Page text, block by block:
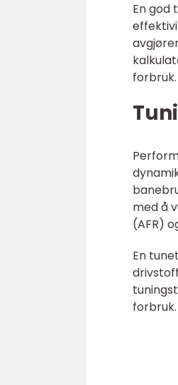
En god
med å
(AFR)
En